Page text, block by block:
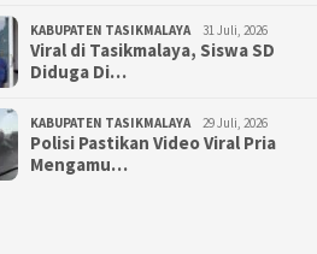
KABUPATEN TASIKMALAYA 31 Juli, 2026
Viral di Tasikmalaya, Siswa SD
Diduga Di…
KABUPATEN TASIKMALAYA 29 Juli, 2026
Polisi Pastikan Video Viral Pria
Mengamu…